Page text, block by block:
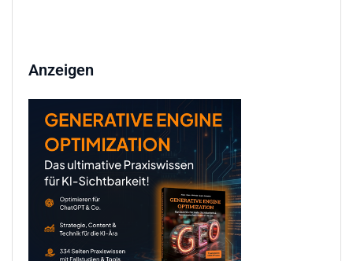
Anzeigen